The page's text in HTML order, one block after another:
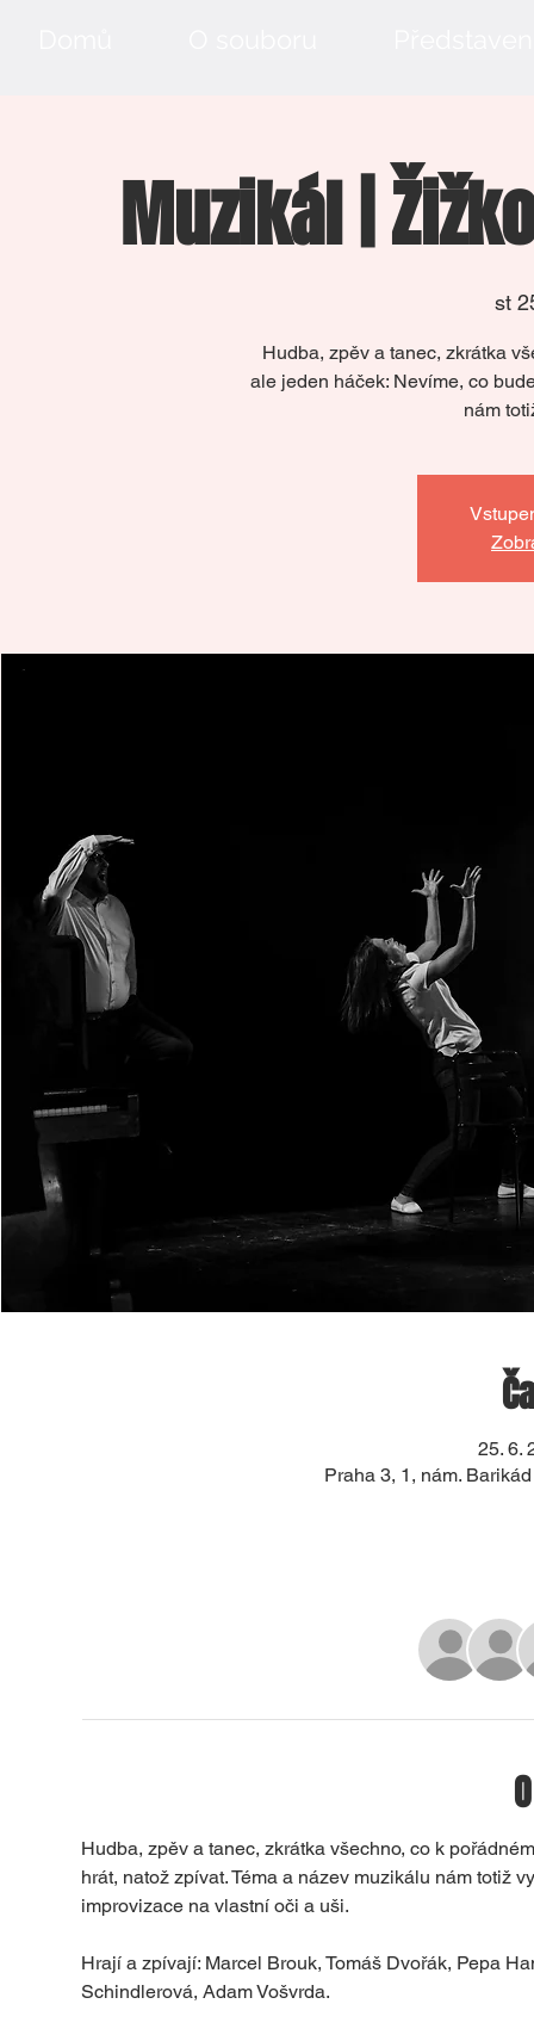
Muzikál |
st
Hudba, zpěv a tanec, zkrátka
ale jeden háček: Nevíme, co
nám
25. 6.
Praha 3, 1, nám.
Hudba, zpěv a tanec, zkrátka všechno, co k
hrát, natož zpívat. Téma a název muzikálu nám totiž
improvizace na vlastní oči a uši.
Hrají a zpívají: Marcel Brouk, Tomáš Dvořák, Pepa
Schindlerová, Adam Vošvrda.